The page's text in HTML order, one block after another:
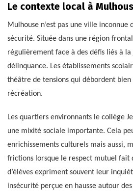
Le contexte local à
Mulhouse n’est pas une ville inconnue
sécurité. Située dans une région
régulièrement face à des défis liés à la
délinquance. Les établissements
théâtre de tensions qui débordent bien
récréation.
Les quartiers environnants le collège
une mixité sociale importante. Cela
enrichissements culturels mais aussi,
frictions lorsque le respect mutuel fait
d’élèves expriment souvent leur
insécurité perçue en hausse autour des